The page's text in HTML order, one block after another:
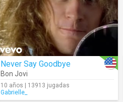
Never Say Goodbye
Bon Jovi
10 años | 13913 jugadas
Gabrielle_